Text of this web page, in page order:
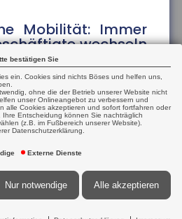
Mobilität: Immer
wechseln
die innerhalb eines
wechseln, ist zwischen 2013
Prozentp...
Wie Umzüge
bestätigen Sie
ein. Cookies sind nichts Böses und helfen uns,
ohne die der Betrieb unserer Website nicht
unser Onlineangebot zu verbessern und
alle Cookies akzeptieren und sofort fortfahren oder
Entscheidung können Sie nachträglich
(z.B. im Fußbereich unserer Website).
Datenschutzerklärung.
Externe Dienste
Nur notwendige Alle akzeptieren
Renten aus der gesetzlichen
verteile sich von kleinen Renten
Rente...
Azubis zufrieden
Auszubildenden sind mit